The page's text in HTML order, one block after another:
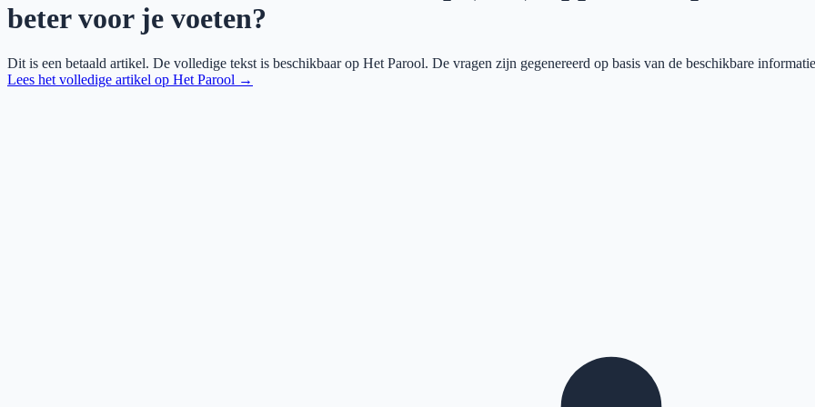
beter voor je voeten?
Dit is een betaald artikel. De volledige tekst is beschikbaar op Het Parool. De vragen zijn gegenereerd op basis van de beschikbare
Lees het volledige artikel op Het Parool →